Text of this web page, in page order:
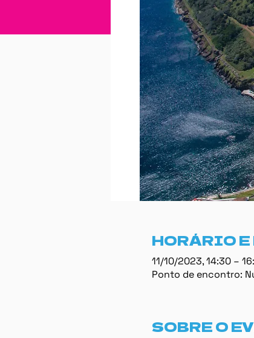
HORÁRIO
11/10/2023, 14:30 –
Ponto de encontro:
SOBRE O